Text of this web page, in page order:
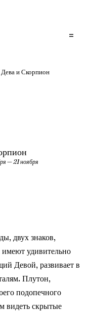
=
Дева и Скорпион
— 21 ноября
двух знаков,
удивительно
Девой, развивает в
Плутон,
подопечного
видеть скрытые